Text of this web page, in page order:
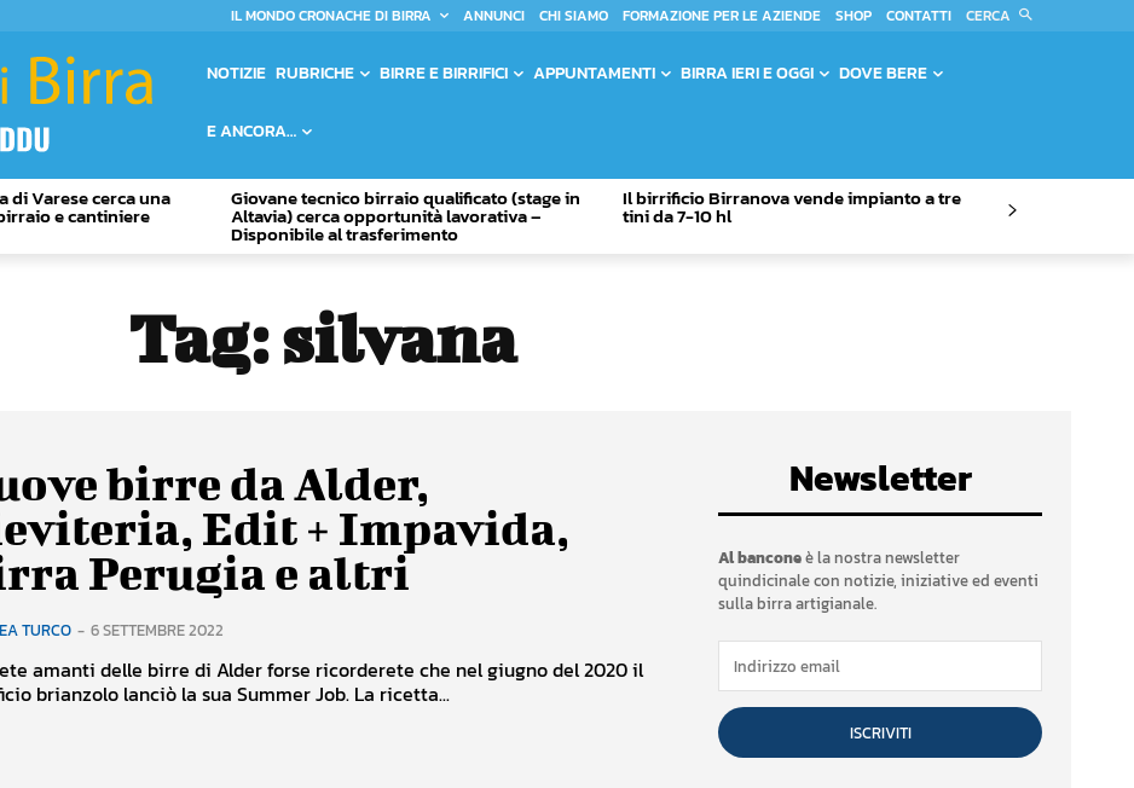
IL MONDO CRONACHE DI BIRRA ANNUNCI CHI SIAMO FORMAZIONE PER LE AZIENDE SHOP CONTATTI CERCA
NOTIZIE RUBRICHE BIRRE E BIRRIFICI APPUNTAMENTI BIRRA IERI E OGGI DOVE BERE
E ANCORA…
Varese cerca una
e cantiniere
Giovane tecnico birraio qualificato (stage in
Altavia) cerca opportunità lavorativa –
Disponibile al trasferimento
Il birrificio Birranova vende impianto a tre
tini da 7-10 hl
Tag:silvana
birre da Alder,
Edit + Impavida,
Perugia e altri
TURCO - 6 SETTEMBRE 2022
amanti delle birre di Alder forse ricorderete che nel giugno del 2020 il
brianzolo lanciò la sua Summer Job. La ricetta...
Newsletter
Al banconeè la nostra newsletter
quindicinale con notizie, iniziative ed eventi
sulla birra artigianale.
ISCRIVITI